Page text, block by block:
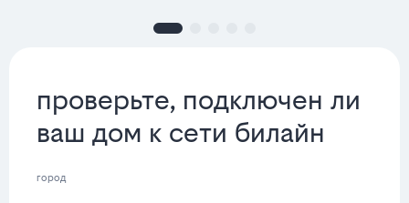
проверьте, подключен ли
ваш дом к сети билайн
город